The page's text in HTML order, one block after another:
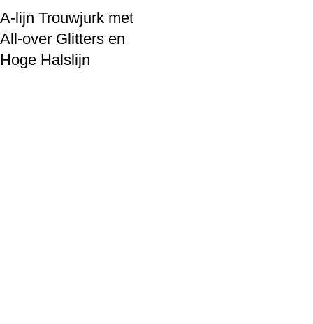
A-lijn Trouwjurk met
All-over Glitters en
Hoge Halslijn